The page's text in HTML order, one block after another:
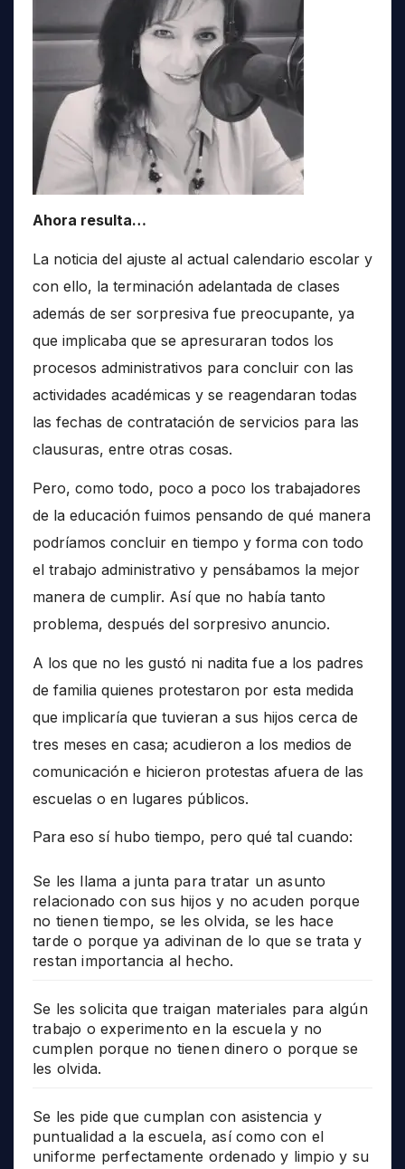
Ahora resulta…
La noticia del ajuste al actual calendario escolar y
con ello, la terminación adelantada de clases
además de ser sorpresiva fue preocupante, ya
que implicaba que se apresuraran todos los
procesos administrativos para concluir con las
actividades académicas y se reagendaran todas
las fechas de contratación de servicios para las
clausuras, entre otras cosas.
Pero, como todo, poco a poco los trabajadores
de la educación fuimos pensando de qué manera
podríamos concluir en tiempo y forma con todo
el trabajo administrativo y pensábamos la mejor
manera de cumplir. Así que no había tanto
problema, después del sorpresivo anuncio.
A los que no les gustó ni nadita fue a los padres
de familia quienes protestaron por esta medida
que implicaría que tuvieran a sus hijos cerca de
tres meses en casa; acudieron a los medios de
comunicación e hicieron protestas afuera de las
escuelas o en lugares públicos.
Para eso sí hubo tiempo, pero qué tal cuando:
Se les llama a junta para tratar un asunto
relacionado con sus hijos y no acuden porque
no tienen tiempo, se les olvida, se les hace
tarde o porque ya adivinan de lo que se trata y
restan importancia al hecho.
Se les solicita que traigan materiales para algún
trabajo o experimento en la escuela y no
cumplen porque no tienen dinero o porque se
les olvida.
Se les pide que cumplan con asistencia y
puntualidad a la escuela, así como con el
uniforme perfectamente ordenado y limpio y su